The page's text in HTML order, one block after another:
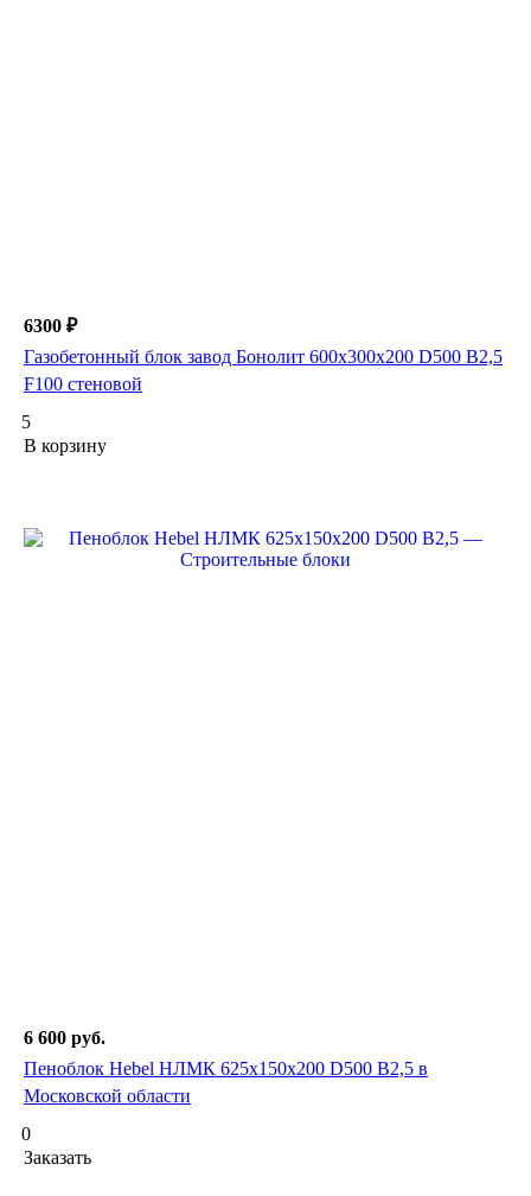
6300 ₽
Газобетонный блок завод Бонолит 600х300х200 D500 B2,5
F100 стеновой
5
В корзину
6 600 руб.
Пеноблок Hebel НЛМК 625x150x200 D500 В2,5 в
Московской области
0
Заказать